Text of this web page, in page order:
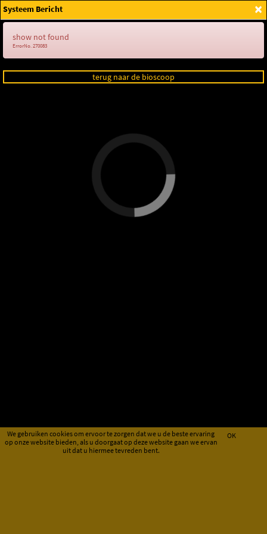
Login
We gebruiken cookies om ervoor te zorgen dat we u de beste ervaring
op onze website bieden, als u doorgaat op deze website gaan we ervan
uit dat u hiermee tevreden bent.
OK
×
Systeem Bericht
show not found
ErrorNo. 270083
terug naar de bioscoop